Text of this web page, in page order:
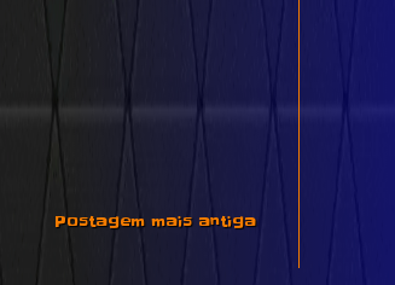
Postagem mais antiga